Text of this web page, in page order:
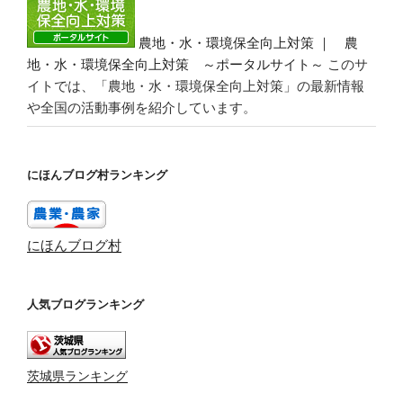
農地・水・環境保全向上対策 ｜ 農
地・水・環境保全向上対策 ～ポータルサイト～ このサ
イトでは、「農地・水・環境保全向上対策」の最新情報
や全国の活動事例を紹介しています。
にほんブログ村ランキング
にほんブログ村
人気ブログランキング
茨城県ランキング